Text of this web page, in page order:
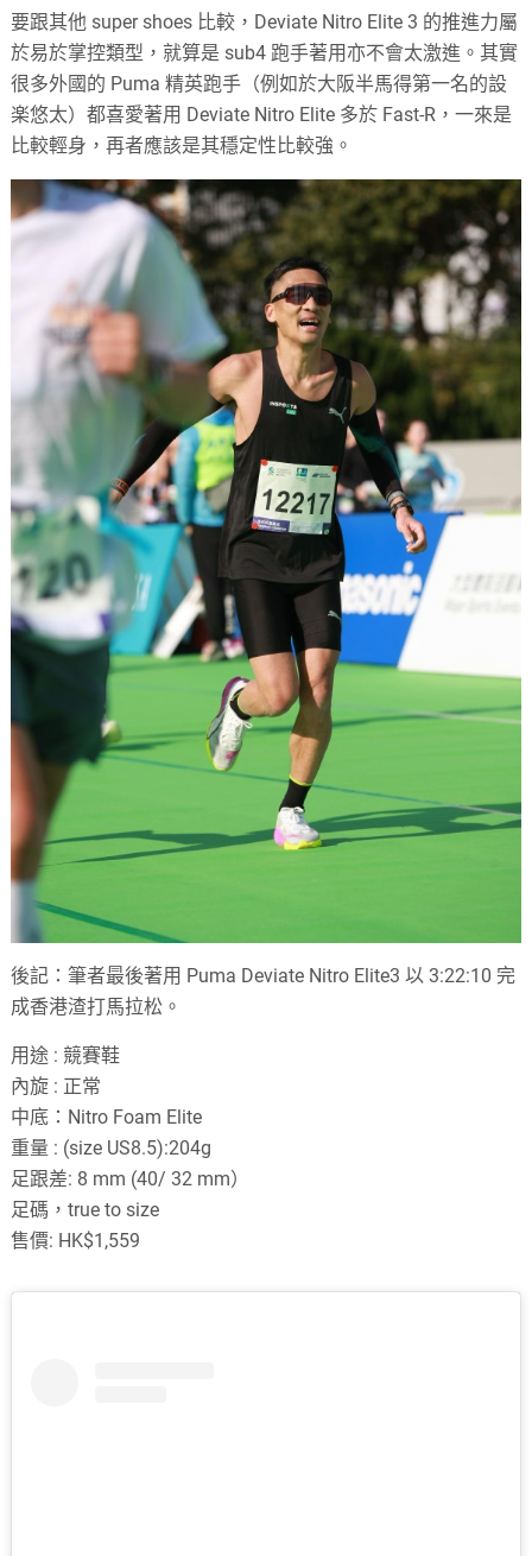
要跟其他 super shoes 比較，Deviate Nitro Elite 3 的推進力屬
於易於掌控類型，就算是 sub4 跑手著用亦不會太激進。其實
很多外國的 Puma 精英跑手（例如於大阪半馬得第一名的設
楽悠太）都喜愛著用 Deviate Nitro Elite 多於 Fast-R，一來是
比較輕身，再者應該是其穩定性比較強。
後記：筆者最後著用 Puma Deviate Nitro Elite3 以 3:22:10 完
成香港渣打馬拉松。
用途 : 競賽鞋
內旋 : 正常
中底：Nitro Foam Elite
重量 : (size US8.5):204g
足跟差: 8 mm (40/ 32 mm）
足碼，true to size
售價: HK$1,559